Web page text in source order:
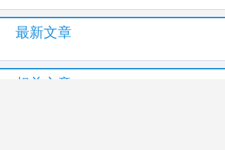
最新文章
相关文章